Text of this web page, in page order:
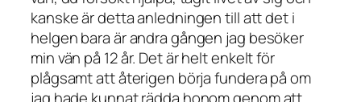
kanske är detta anledningen till att det i
helgen bara är andra gången jag besöker
min vän på 12 år. Det är helt enkelt för
plågsamt att återigen börja fundera på om
jag hade kunnat rädda honom genom att